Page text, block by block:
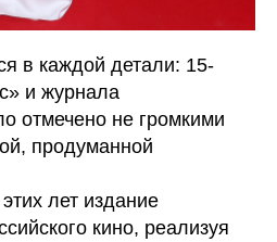
в каждой детали: 15-
и журнала
отмечено не громкими
продуманной
лет издание
кино, реализуя